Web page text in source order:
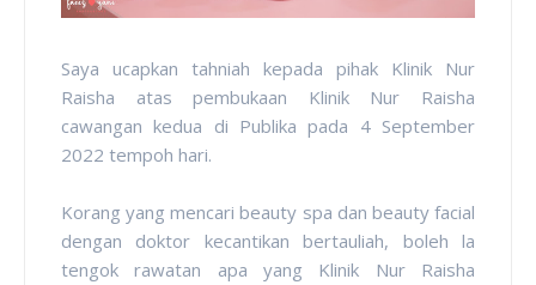
Saya ucapkan tahniah kepada pihak Klinik Nur
Raisha atas pembukaan Klinik Nur Raisha
cawangan kedua di Publika pada 4 September
2022 tempoh hari.
Korang yang mencari beauty spa dan beauty facial
dengan doktor kecantikan bertauliah, boleh la
tengok rawatan apa yang Klinik Nur Raisha